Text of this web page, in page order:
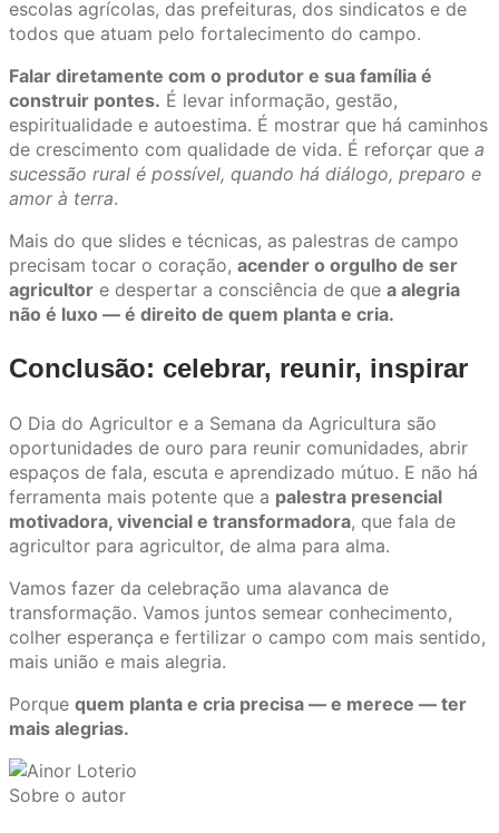
escolas agrícolas, das prefeituras, dos sindicatos e de
todos que atuam pelo fortalecimento do campo.
Falar diretamente com o produtor e sua família é
construir pontes. É levar informação, gestão,
espiritualidade e autoestima. É mostrar que há caminhos
de crescimento com qualidade de vida. É reforçar que a
sucessão rural é possível, quando há diálogo, preparo e
amor à terra.
Mais do que slides e técnicas, as palestras de campo
precisam tocar o coração, acender o orgulho de ser
agricultor e despertar a consciência de que a alegria
não é luxo — é direito de quem planta e cria.
Conclusão: celebrar, reunir, inspirar
O Dia do Agricultor e a Semana da Agricultura são
oportunidades de ouro para reunir comunidades, abrir
espaços de fala, escuta e aprendizado mútuo. E não há
ferramenta mais potente que a palestra presencial
motivadora, vivencial e transformadora, que fala de
agricultor para agricultor, de alma para alma.
Vamos fazer da celebração uma alavanca de
transformação. Vamos juntos semear conhecimento,
colher esperança e fertilizar o campo com mais sentido,
mais união e mais alegria.
Porque quem planta e cria precisa — e merece — ter
mais alegrias.
Sobre o autor